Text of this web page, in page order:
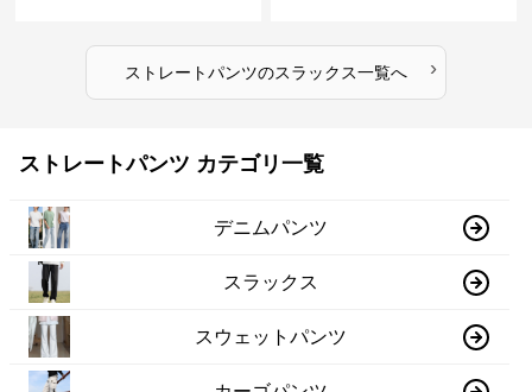
ストレートパンツのスラックス一覧へ ›
ストレートパンツ カテゴリ一覧
デニムパンツ
スラックス
スウェットパンツ